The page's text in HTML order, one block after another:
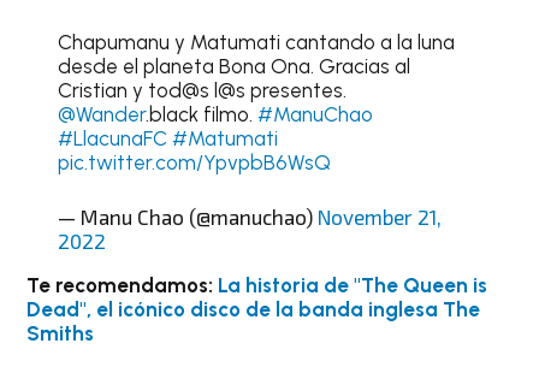
Chapumanu y Matumati cantando a la luna
desde el planeta Bona Ona. Gracias al
Cristian y tod@s l@s presentes.
@Wander.black filmo. #ManuChao
#LlacunaFC #Matumati
pic.twitter.com/YpvpbB6WsQ
— Manu Chao (@manuchao) November 21,
2022
Te recomendamos: La historia de "The Queen is
Dead", el icónico disco de la banda inglesa The
Smiths